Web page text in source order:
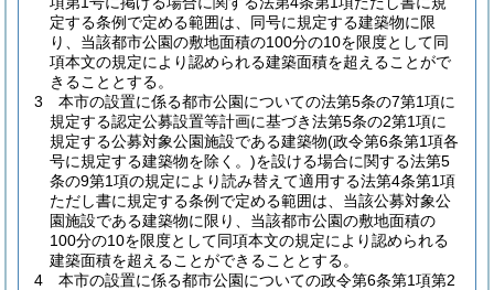
定する条例で定める範囲は、同号に規定する建築物に限
り、当該都市公園の敷地面積の100分の10を限度として同
項本文の規定により認められる建築面積を超えることがで
きることとする。
3
本市の設置に係る都市公園についての法第5条の7第1項に
規定する認定公募設置等計画に基づき法第5条の2第1項に
規定する公募対象公園施設である建築物(政令第6条第1項各
号に規定する建築物を除く。)を設ける場合に関する法第5
条の9第1項の規定により読み替えて適用する法第4条第1項
ただし書に規定する条例で定める範囲は、当該公募対象公
園施設である建築物に限り、当該都市公園の敷地面積の
100分の10を限度として同項本文の規定により認められる
建築面積を超えることができることとする。
4
本市の設置に係る都市公園についての政令第6条第1項第2